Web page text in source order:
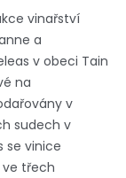
vinařství
a
v obeci Tain
na
v
sudech v
se vinice
ve třech